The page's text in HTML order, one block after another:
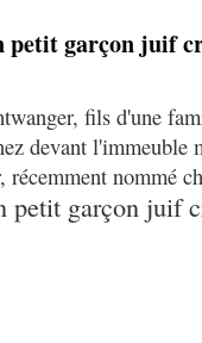
garçon juif
fils d'une
devant l'immeuble
nommé
garçon juif